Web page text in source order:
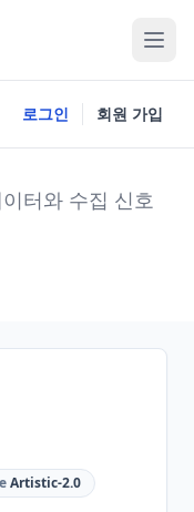
로그인 회원 가입
터와 수집 신호
Artistic-2.0